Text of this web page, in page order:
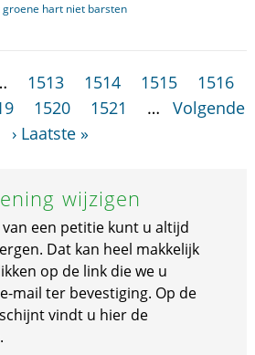
groene hart niet barsten
1513 1514 1515
1516
1520 1521 …
Volgende
› Laatste »
wijzigen
een petitie kunt u altijd
Dat kan heel makkelijk
op de link die we u
mail ter bevestiging. Op de
vindt u hier de